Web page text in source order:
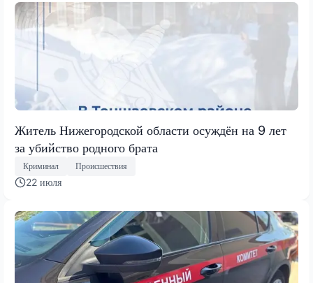
Житель Нижегородской области осуждён на 9 лет
за убийство родного брата
Криминал Происшествия
22 июля